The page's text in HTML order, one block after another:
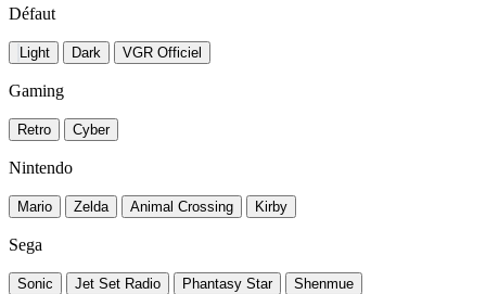
Défaut
Light Dark VGR Officiel
Gaming
Retro Cyber
Nintendo
Mario Zelda Animal Crossing Kirby
Sega
Sonic Jet Set Radio Phantasy Star Shenmue